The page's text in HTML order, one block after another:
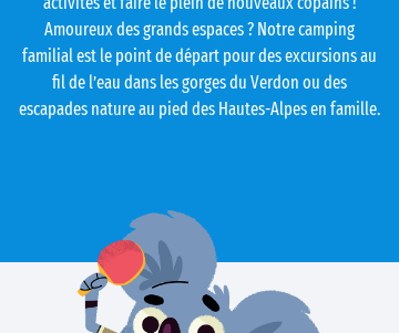
Amoureux des grands espaces ? Notre camping
familial est le point de départ pour des excursions au
fil de l’eau dans les gorges du Verdon ou des
escapades nature au pied des Hautes-Alpes en famille.